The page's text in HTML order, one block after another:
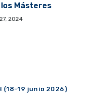
Másteres
2024
(18-19 junio 2026)